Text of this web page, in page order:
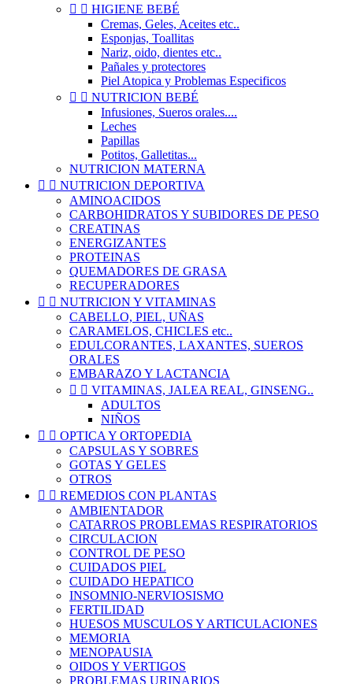
  HIGIENE BEBÉ
Cremas, Geles, Aceites etc..
Esponjas, Toallitas
Nariz, oido, dientes etc..
Pañales y protectores
Piel Atopica y Problemas Especificos
  NUTRICION BEBÉ
Infusiones, Sueros orales....
Leches
Papillas
Potitos, Galletitas...
NUTRICION MATERNA
  NUTRICION DEPORTIVA
AMINOACIDOS
CARBOHIDRATOS Y SUBIDORES DE PESO
CREATINAS
ENERGIZANTES
PROTEINAS
QUEMADORES DE GRASA
RECUPERADORES
  NUTRICION Y VITAMINAS
CABELLO, PIEL, UÑAS
CARAMELOS, CHICLES etc..
EDULCORANTES, LAXANTES, SUEROS
ORALES
EMBARAZO Y LACTANCIA
  VITAMINAS, JALEA REAL, GINSENG..
ADULTOS
NIÑOS
  OPTICA Y ORTOPEDIA
CAPSULAS Y SOBRES
GOTAS Y GELES
OTROS
  REMEDIOS CON PLANTAS
AMBIENTADOR
CATARROS PROBLEMAS RESPIRATORIOS
CIRCULACION
CONTROL DE PESO
CUIDADOS PIEL
CUIDADO HEPATICO
INSOMNIO-NERVIOSISMO
FERTILIDAD
HUESOS MUSCULOS Y ARTICULACIONES
MEMORIA
MENOPAUSIA
OIDOS Y VERTIGOS
PROBLEMAS URINARIOS